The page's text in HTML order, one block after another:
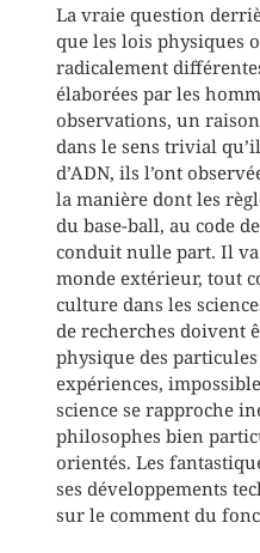
La vraie question
que les lois physiques
radicalement
élaborées par les
observations, un
dans le sens trivial
d’ADN, ils l’ont
la manière dont les
du base-ball, au code
conduit nulle part. Il va
monde extérieur, tout
culture dans les
de recherches doivent
physique des
expériences,
science se rapproche
philosophes bien
orientés. Les
ses développements
sur le comment du